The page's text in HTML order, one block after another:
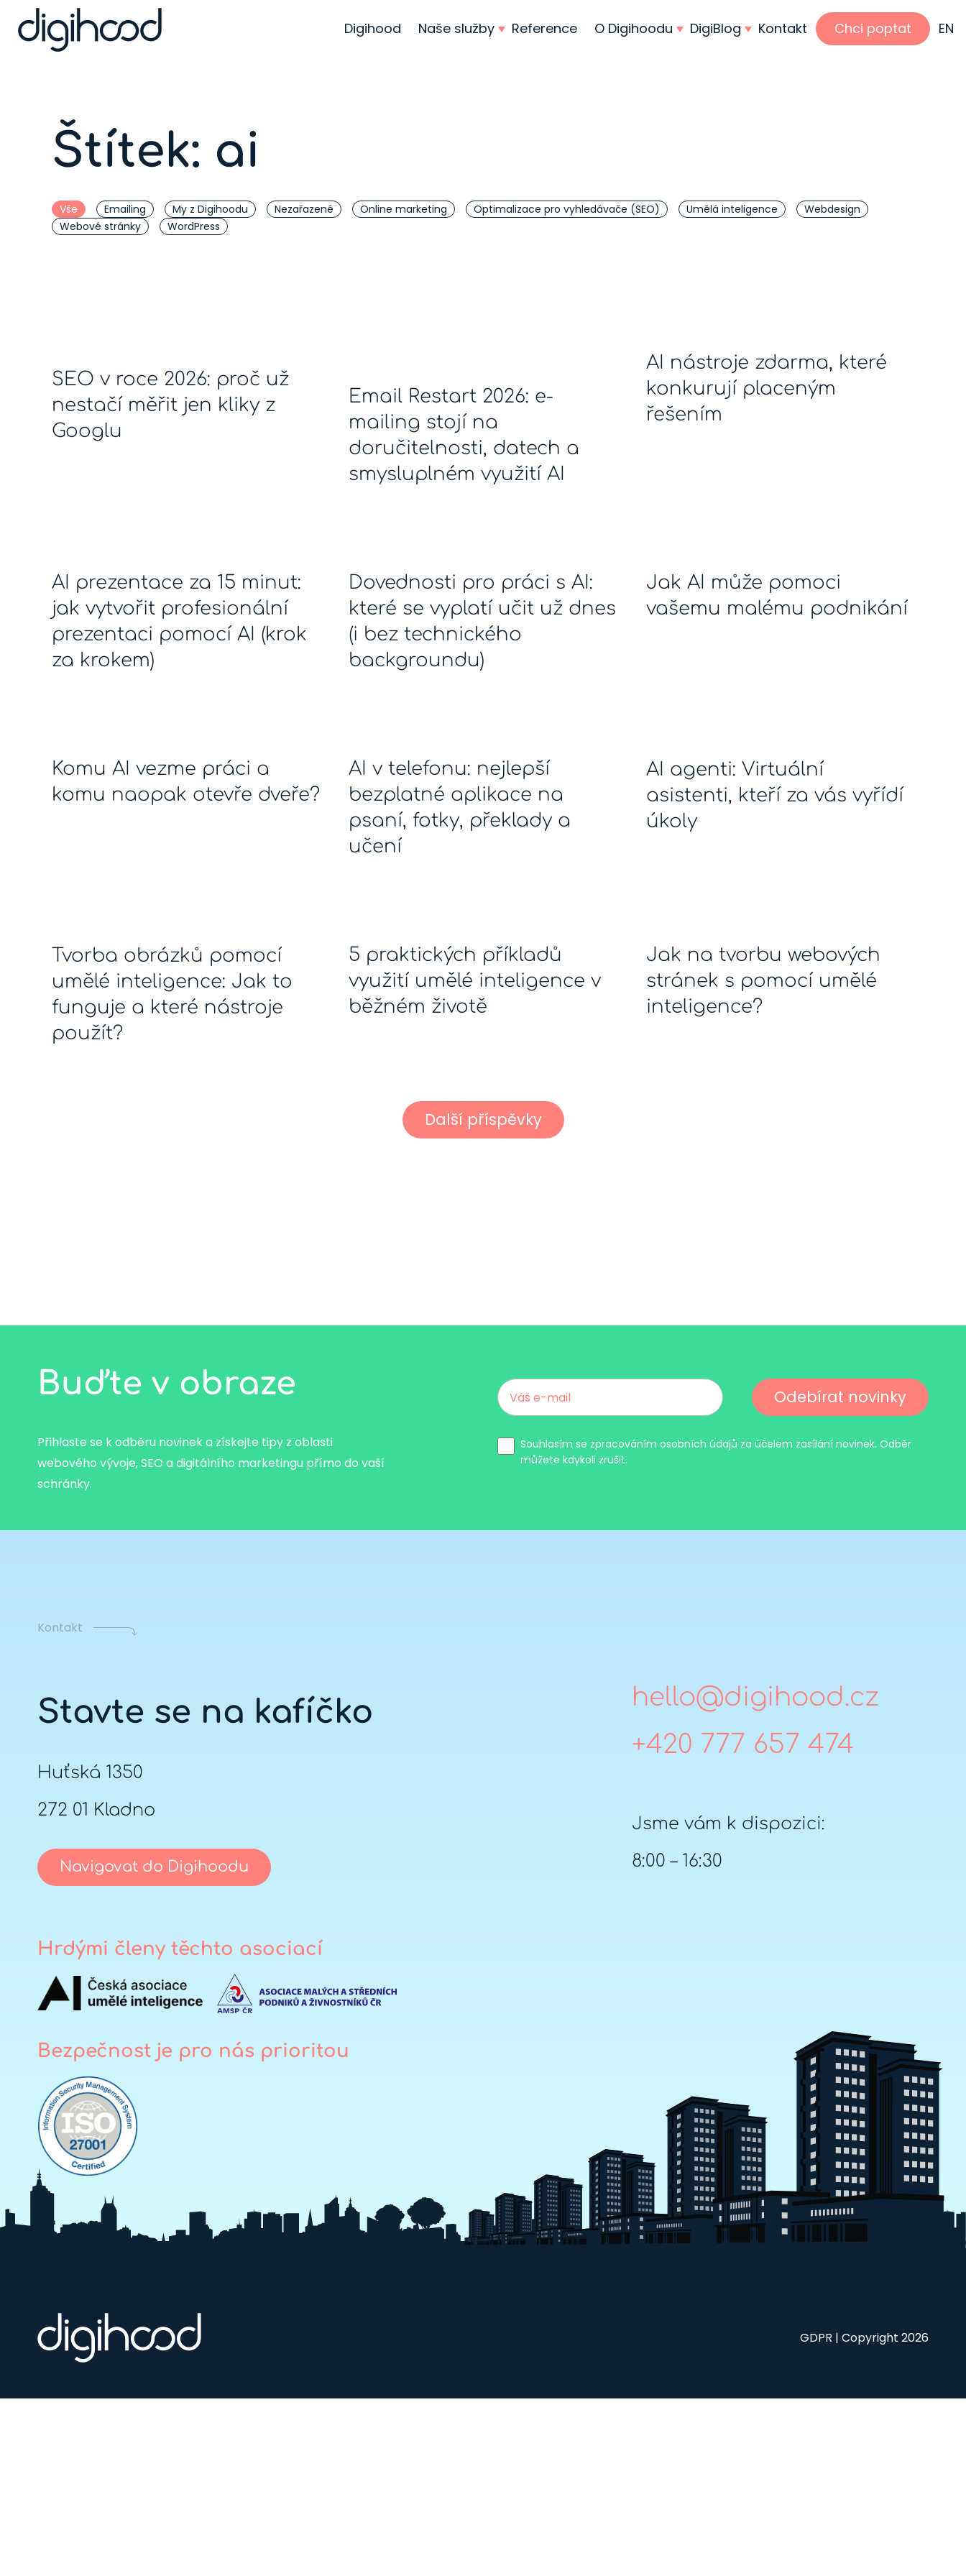
Digihood Naše služby Reference O Digihoodu DigiBlog Kontakt Chci poptat EN
Štítek: ai
Vše Emailing My z Digihoodu Nezařazené Online marketing Optimalizace pro vyhledávače (SEO) Umělá inteligence
Webdesign
Webové stránky
WordPress
SEO v roce 2026: proč už
nestačí měřit jen kliky z
Googlu
Email Restart 2026: e-
mailing stojí na
doručitelnosti, datech a
smysluplném využití AI
AI nástroje zdarma, které
konkurují placeným
řešením
AI prezentace za 15 minut:
jak vytvořit profesionální
prezentaci pomocí AI (krok
za krokem)
Dovednosti pro práci s AI:
které se vyplatí učit už dnes
(i bez technického
backgroundu)
Jak AI může pomoci
vašemu malému podnikání
Komu AI vezme práci a
komu naopak otevře dveře?
AI v telefonu: nejlepší
bezplatné aplikace na
psaní, fotky, překlady a
učení
AI agenti: Virtuální
asistenti, kteří za vás vyřídí
úkoly
Tvorba obrázků pomocí
umělé inteligence: Jak to
funguje a které nástroje
použít?
5 praktických příkladů
využití umělé inteligence v
běžném životě
Jak na tvorbu webových
stránek s pomocí umělé
inteligence?
Další příspěvky
Buďte v obraze
Přihlaste se k odběru novinek a získejte tipy z oblasti
webového vývoje, SEO a digitálního marketingu přímo do vaší
schránky.
Odebírat novinky
Souhlasím se zpracováním osobních údajů za účelem zasílání novinek. Odběr
můžete kdykoli zrušit.
Kontakt
Stavte se na kafíčko
Huťská 1350
272 01 Kladno
Navigovat do Digihoodu
hello@digihood.cz
+420 777 657 474
Jsme vám k dispozici:
8:00 – 16:30
Hrdými členy těchto asociací
Bezpečnost je pro nás prioritou
GDPR | Copyright 2026